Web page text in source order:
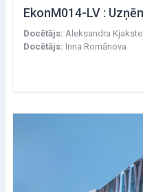
Docētājs: Aleksandra Kjakste
Docētājs: Inna Romānova